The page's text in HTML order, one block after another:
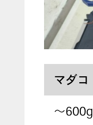
マダコ
～600g